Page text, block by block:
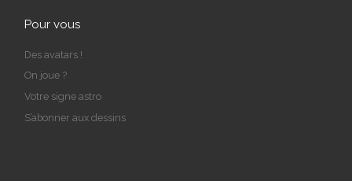
Pour vous
Des avatars !
On joue ?
Votre signe astro
S’abonner aux dessins